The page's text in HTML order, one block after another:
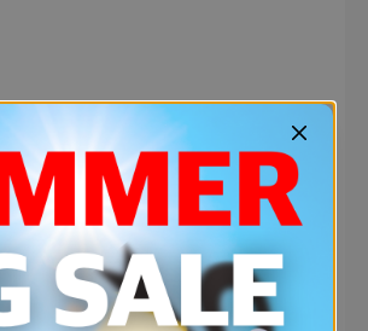
예상치 못한 에러입니다.